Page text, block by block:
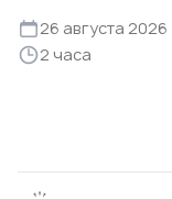
26 августа 2026
2 часа